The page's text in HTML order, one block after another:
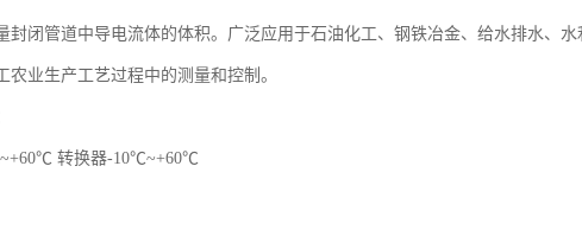
封闭管道中导电流体的体积。广泛应用于石油化工、钢铁冶金、给水排水、
农业生产工艺过程中的测量和控制。
转换器-10℃~+60℃